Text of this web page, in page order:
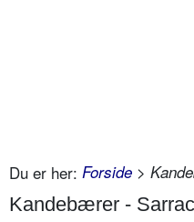
Du er her: Forside >
Kandebærer -